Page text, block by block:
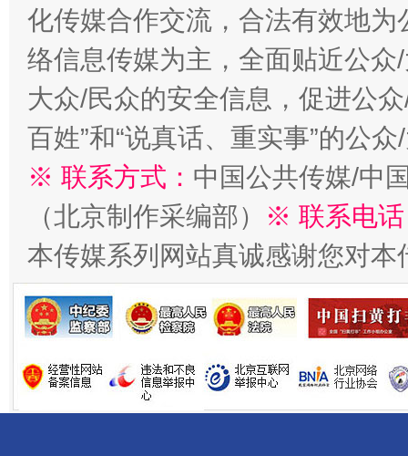
千年窑火 生生不息 一
揭开“小金库”的免责幌子
化传媒合作交流，合法有效地
络信息传媒为主，全面贴近公
大众/民众的安全信息，促进公
百姓”和“说真话、重实事”的公
※ 联系方式： 中国公共传媒/中
（北京制作采编部）
※ 联系电
本传媒系列网站真诚感谢您对